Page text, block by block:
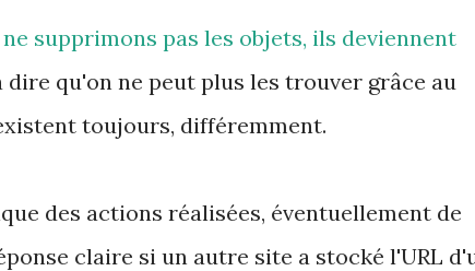
supprimons pas les objets, ils deviennent
dire qu'on ne peut plus les trouver grâce au
toujours, différemment.
des actions réalisées, éventuellement de
claire si un autre site a stocké l'URL